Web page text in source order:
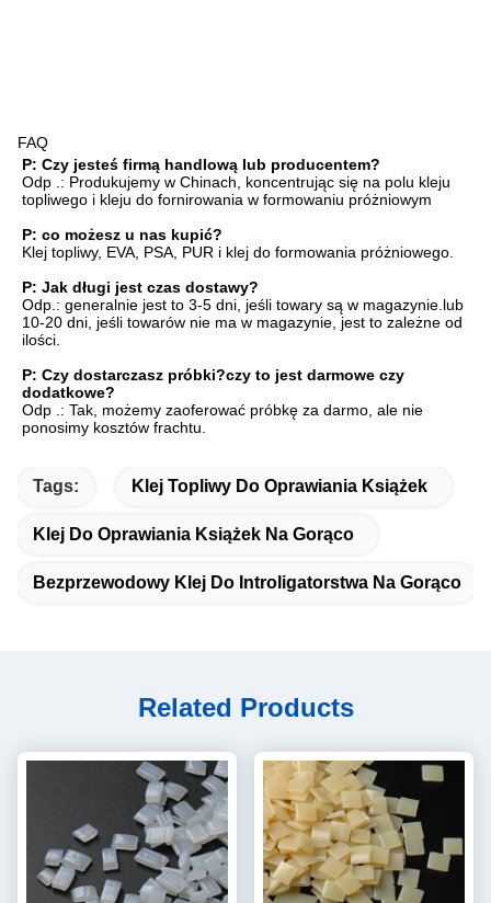
FAQ
P: Czy jesteś firmą handlową lub producentem?
Odp .: Produkujemy w Chinach, koncentrując się na polu kleju
topliwego i kleju do fornirowania w formowaniu próżniowym
P: co możesz u nas kupić?
Klej topliwy, EVA, PSA, PUR i klej do formowania próżniowego.
P: Jak długi jest czas dostawy?
Odp.: generalnie jest to 3-5 dni, jeśli towary są w magazynie.lub
10-20 dni, jeśli towarów nie ma w magazynie, jest to zależne od
ilości.
P: Czy dostarczasz próbki?czy to jest darmowe czy
dodatkowe?
Odp .: Tak, możemy zaoferować próbkę za darmo, ale nie
ponosimy kosztów frachtu.
Tags: Klej Topliwy Do Oprawiania Książek
Klej Do Oprawiania Książek Na Gorąco
Bezprzewodowy Klej Do Introligatorstwa Na Gorąco
Related Products